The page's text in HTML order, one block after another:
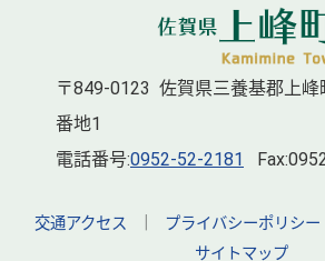
〒849-0123 佐賀県三養基郡上峰
番地1
電話番号:0952-52-2181
交通アクセス プライバシーポリシー
サイトマップ